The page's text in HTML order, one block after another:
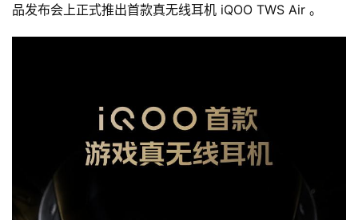
品发布会上正式推出首款真无线耳机 iQOO TWS Air 。